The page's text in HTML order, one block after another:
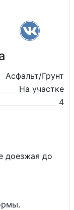
Асфальт/Грунт
На участке
4
доезжая до